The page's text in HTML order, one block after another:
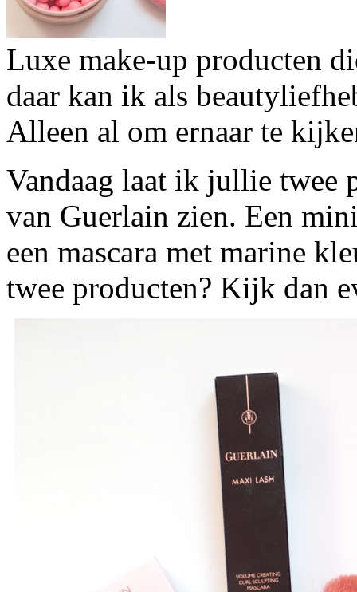
Luxe make-up producten
daar kan ik als
Alleen al om ernaar te
Vandaag laat ik jullie twee
van Guerlain zien. Een
een mascara met marine
twee producten? Kijk dan